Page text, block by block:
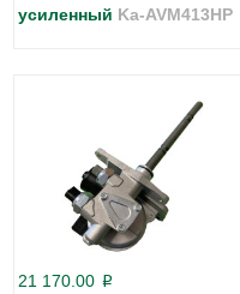
усиленный Ka-AVM413HP
21 170.00 p